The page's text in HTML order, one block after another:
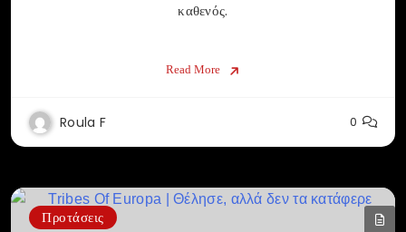
καθενός.
Read More
Roula F 0
Προτάσεις